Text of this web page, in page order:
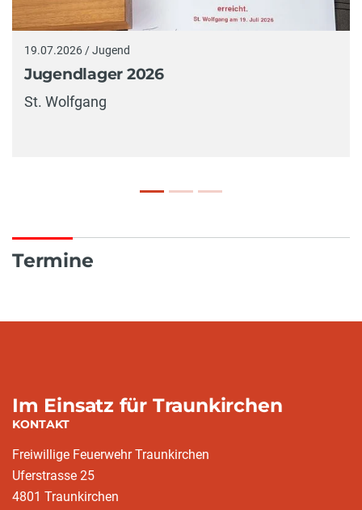
19.07.2026 / Jugend
Jugendlager 2026
St. Wolfgang
Termine
Im Einsatz für Traunkirchen
KONTAKT
Freiwillige Feuerwehr Traunkirchen
Uferstrasse 25
4801 Traunkirchen